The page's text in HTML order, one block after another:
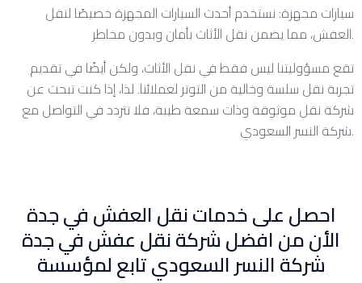
سيارات مجهزة: نستخدم أحدث السيارات المجهزة خصيصًا لنقل
العفش، مما يضمن نقل الأثاث بأمان وبدون مخاطر.
تقع مسؤوليتنا ليس فقط في نقل الأثاث، ولكن أيضًا في تقديم
تجربة نقل سلسة وخالية من التوتر لعملائنا. لذا، إذا كنت تبحث عن
شركة نقل موثوقة وذات سمعة طيبة، فلا تتردد في التواصل مع
شركة النسر السعودي.
احصل على خدمات نقل العفش في جدة
الأن من افضل شركة نقل عفش في جدة
شركة النسر السعودي تابع لمؤسسة